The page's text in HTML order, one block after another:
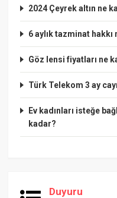
2024 Çeyrek altın ne
6 aylık tazminat hakkı
Göz lensi fiyatları ne
Türk Telekom 3 ay
Ev kadınları isteğe
kadar?
Duyuru